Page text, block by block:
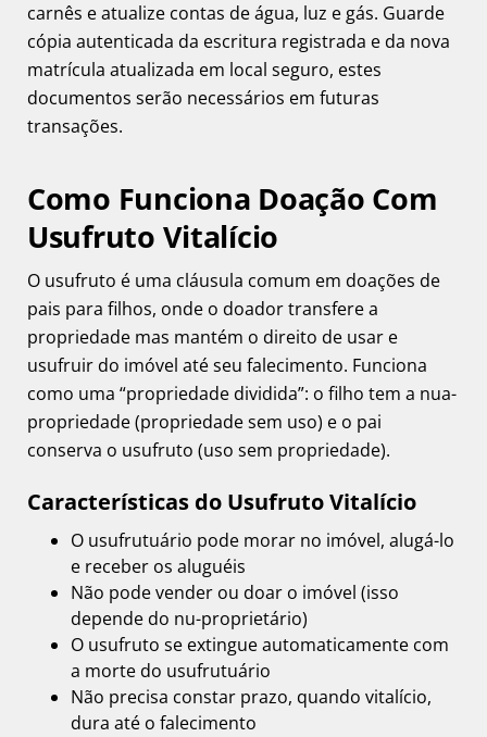
carnês e atualize contas de água, luz e gás. Guarde
cópia autenticada da escritura registrada e da nova
matrícula atualizada em local seguro, estes
documentos serão necessários em futuras
transações.
Como Funciona Doação Com
Usufruto Vitalício
O usufruto é uma cláusula comum em doações de
pais para filhos, onde o doador transfere a
propriedade mas mantém o direito de usar e
usufruir do imóvel até seu falecimento. Funciona
como uma “propriedade dividida”: o filho tem a nua-
propriedade (propriedade sem uso) e o pai
conserva o usufruto (uso sem propriedade).
Características do Usufruto Vitalício
O usufrutuário pode morar no imóvel, alugá-lo
e receber os aluguéis
Não pode vender ou doar o imóvel (isso
depende do nu-proprietário)
O usufruto se extingue automaticamente com
a morte do usufrutuário
Não precisa constar prazo, quando vitalício,
dura até o falecimento